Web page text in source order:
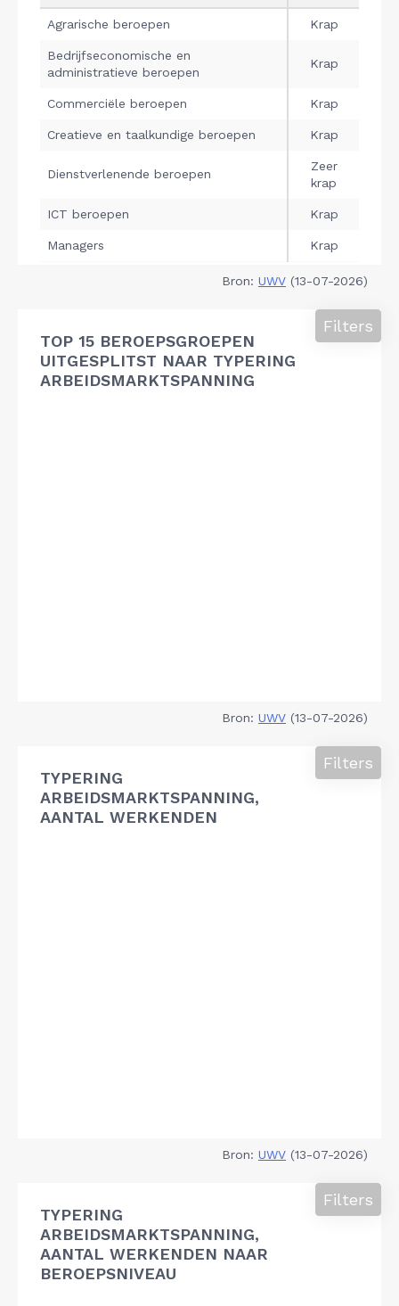
Bron: UWV (13-07-2026)
TOP 15 BEROEPSGROEPEN
UITGESPLITST NAAR TYPERING
ARBEIDSMARKTSPANNING
Filters
Bron: UWV (13-07-2026)
TYPERING
ARBEIDSMARKTSPANNING,
AANTAL WERKENDEN
Filters
Bron: UWV (13-07-2026)
TYPERING
ARBEIDSMARKTSPANNING,
AANTAL WERKENDEN NAAR
BEROEPSNIVEAU
Filters